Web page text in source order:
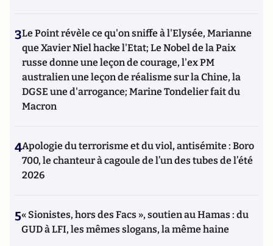
3Le Point révèle ce qu'on sniffe à l'Elysée, Marianne
que Xavier Niel hacke l'Etat; Le Nobel de la Paix
russe donne une leçon de courage, l'ex PM
australien une leçon de réalisme sur la Chine, la
DGSE une d'arrogance; Marine Tondelier fait du
Macron
4Apologie du terrorisme et du viol, antisémite : Boro
700, le chanteur à cagoule de l’un des tubes de l’été
2026
5« Sionistes, hors des Facs », soutien au Hamas : du
GUD à LFI, les mêmes slogans, la même haine